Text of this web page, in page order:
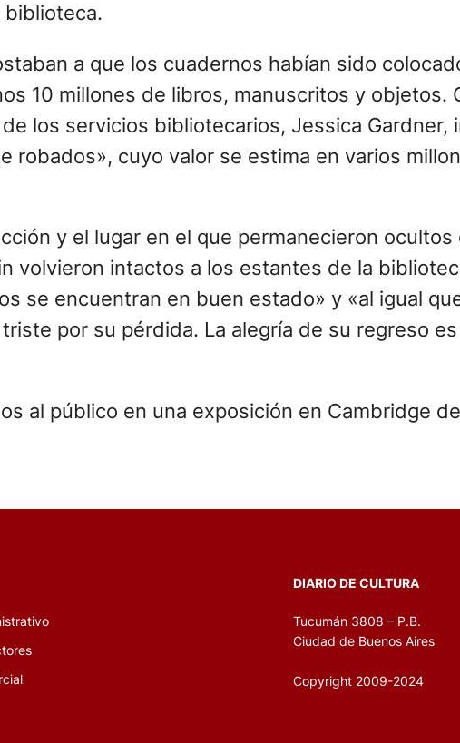
a que los cuadernos habían sido
10 millones de libros, manuscritos y objetos.
los servicios bibliotecarios, Jessica Gardner,
robados», cuyo valor se estima en varios
y el lugar en el que permanecieron ocultos
volvieron intactos a los estantes de la
se encuentran en buen estado» y «al igual
por su pérdida. La alegría de su regreso
al público en una exposición en Cambridge
DIARIO DE CULTURA
Tucumán 3808 – P.B.
Ciudad de Buenos Aires
Copyright 2009-2024